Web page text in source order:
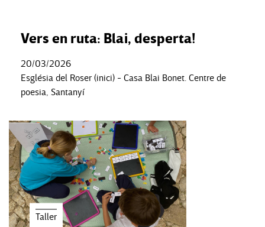
Vers en ruta: Blai, desperta!
20/03/2026
Església del Roser (inici) - Casa Blai Bonet. Centre de
poesia, Santanyí
Taller